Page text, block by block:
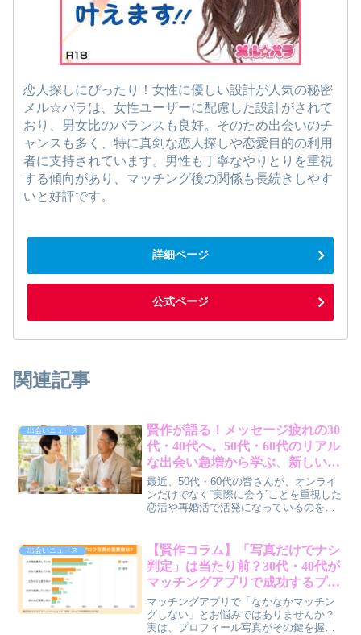
恋人探しにぴったり！女性に優しい設計が人気の秘密
メル☆パラは、女性ユーザーに配慮した設計がされて
おり、男女比のバランスも良好。そのため出会いのチ
ャンスも多く、特に真剣な恋人探しや恋愛目的の利用
者に支持されています。男性も丁寧なやりとりを重視
する傾向があり、マッチング後の関係も長続きしやす
いと好評です。
詳細ページ
公式ページ
関連記事
出会いニュース
賢作が語る！メッセージ疲れの30
代・40代へ。50代・60代のリアル
な出会い急増から学ぶ、新しい恋
活・再婚活のヒント
最近、50代・60代の皆さんが、オンライ
ンだけでなく“実際に会う”ことを重視した
恋活や再婚活で活発になっているのをご
なかなか次に進めなかったり、そんな悩
みを抱えているかもしれません。実は、
この中高年世代の動きから、私たちの出
会い方にも役立つヒントが見えてくるん
です。今回は、リアルな出会いの価値が
再認識されている理由を、賢作の視点か
ら深掘りしていきますね。
出会いニュース
【賢作コラム】「写真だけでナシ
判定」は当たり前？30代・40代が
マッチングアプリで成功するプロ
フィール写真の秘訣
マッチングアプリで「なかなかマッチン
グしない」とお悩みではありませんか？
実は、プロフィール写真がその鍵を握っ